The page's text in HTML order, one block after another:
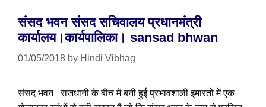
संसद भवन संसद सचिवालय प्रधानमंत्री
कार्यालय।कार्यपालिका। sansad bhwan
01/05/2018 by Hindi Vibhag
संसद भवन राजधानी के बीच में बनी हुई प्रभावशाली इमारतों में एक